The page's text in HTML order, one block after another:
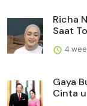
Richa
Saat
4
Gaya
Cinta